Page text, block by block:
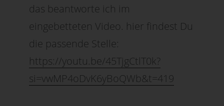
das beantworte ich im
eingebetteten Video. hier findest Du
die passende Stelle:
https://youtu.be/45TjgCtlT0k?
si=vwMP4oDvK6yBoQWb&t=419